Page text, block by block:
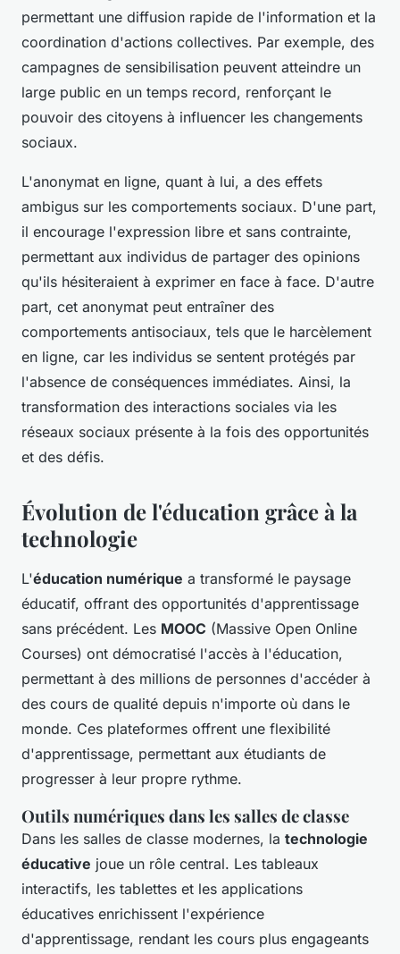
permettant une diffusion rapide de l'information et la
coordination d'actions collectives. Par exemple, des
campagnes de sensibilisation peuvent atteindre un
large public en un temps record, renforçant le
pouvoir des citoyens à influencer les changements
sociaux.
L'anonymat en ligne, quant à lui, a des effets
ambigus sur les comportements sociaux. D'une part,
il encourage l'expression libre et sans contrainte,
permettant aux individus de partager des opinions
qu'ils hésiteraient à exprimer en face à face. D'autre
part, cet anonymat peut entraîner des
comportements antisociaux, tels que le harcèlement
en ligne, car les individus se sentent protégés par
l'absence de conséquences immédiates. Ainsi, la
transformation des interactions sociales via les
réseaux sociaux présente à la fois des opportunités
et des défis.
Évolution de l'éducation grâce à la
technologie
L'éducation numérique a transformé le paysage
éducatif, offrant des opportunités d'apprentissage
sans précédent. Les MOOC (Massive Open Online
Courses) ont démocratisé l'accès à l'éducation,
permettant à des millions de personnes d'accéder à
des cours de qualité depuis n'importe où dans le
monde. Ces plateformes offrent une flexibilité
d'apprentissage, permettant aux étudiants de
progresser à leur propre rythme.
Outils numériques dans les salles de classe
Dans les salles de classe modernes, la technologie
éducative joue un rôle central. Les tableaux
interactifs, les tablettes et les applications
éducatives enrichissent l'expérience
d'apprentissage, rendant les cours plus engageants